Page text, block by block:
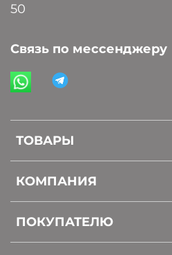
ТОВАРЫ
КОМПАНИЯ
ПОКУПАТЕЛЮ
50
Связь по мессенджеру